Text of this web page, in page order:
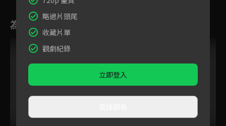
為您推薦
略過片頭尾
收藏片單
觀劇紀錄
立即登入